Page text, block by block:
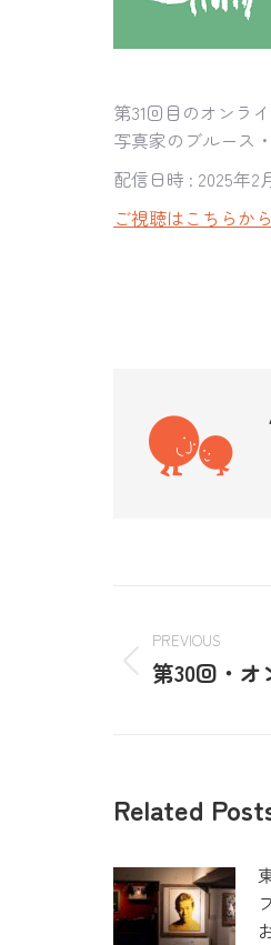
第31回目のオンラ
写真家のブルース
配信日時 : 2025年2
ご視聴はこちらから
PREVIOUS
第30回・
Related